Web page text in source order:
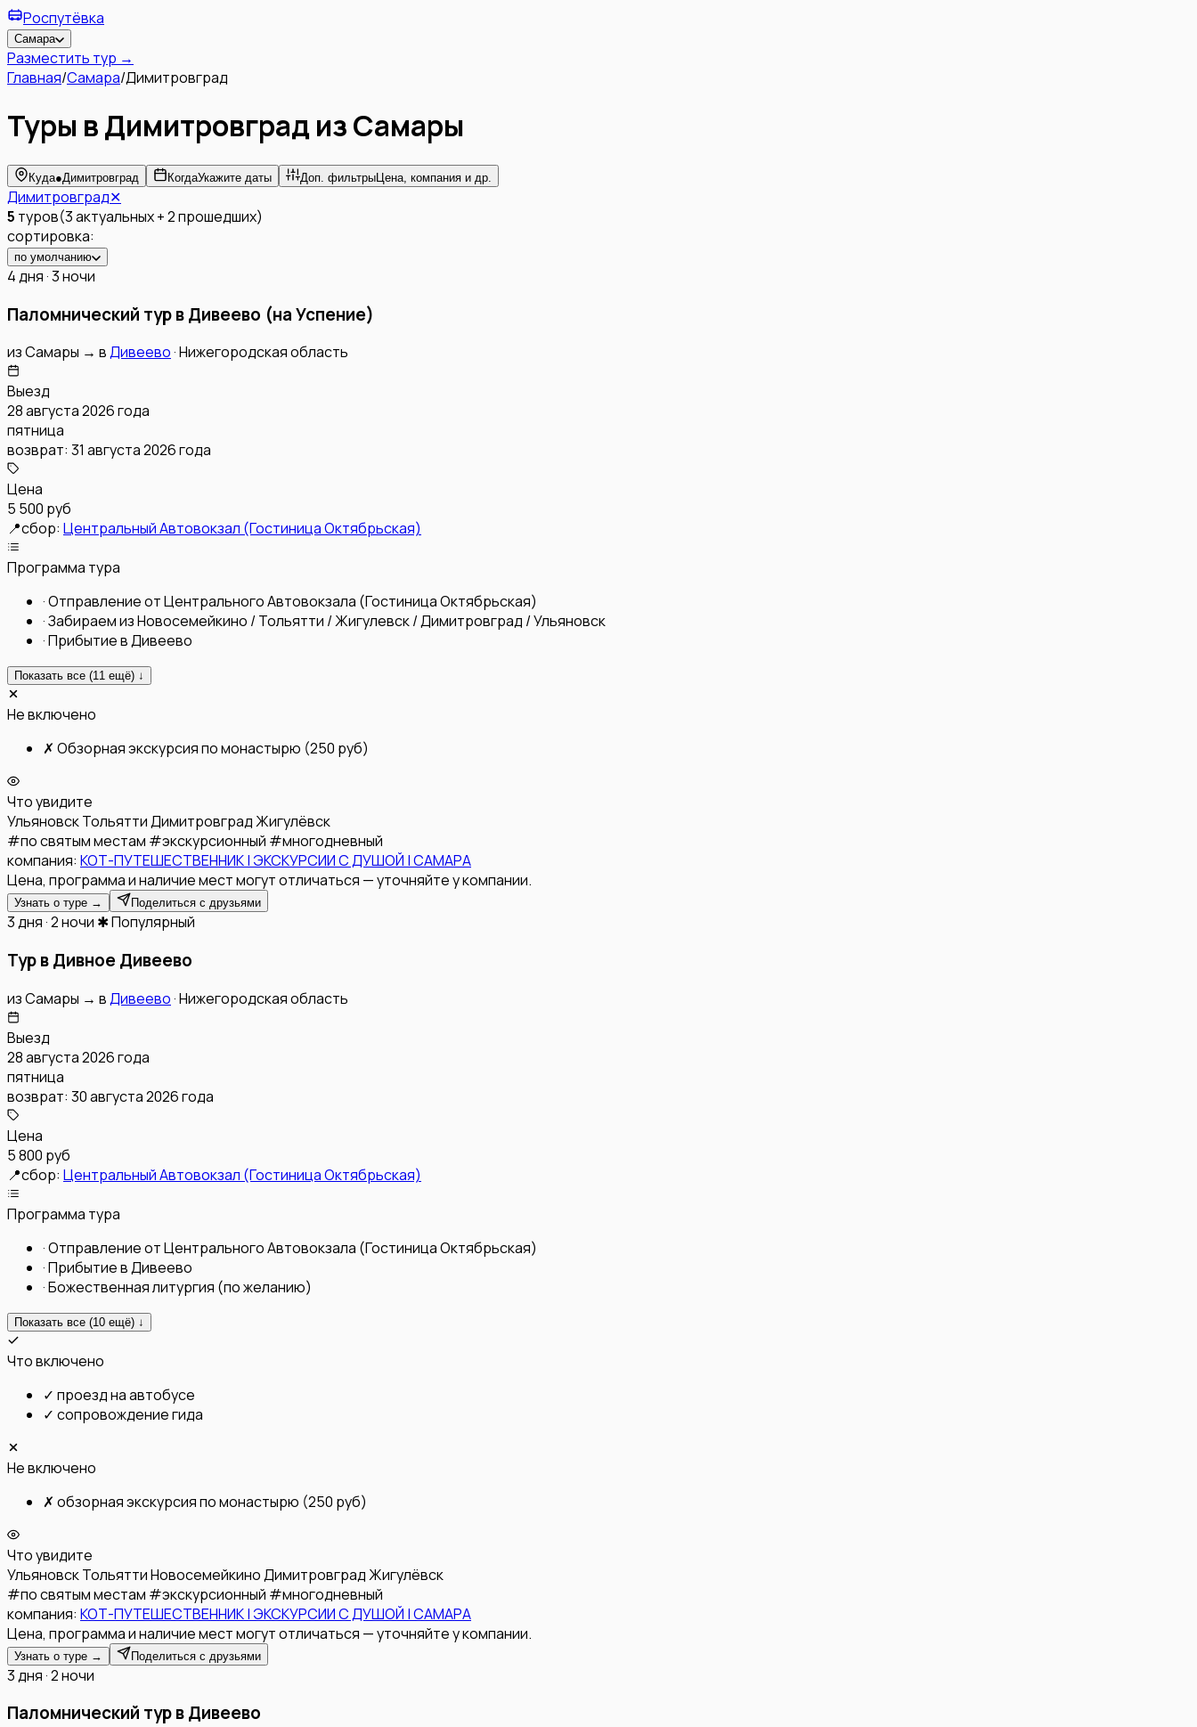
Роспутёвка
Самара
Разместить тур →
Главная/Самара/Димитровград
Туры в Димитровград из Самары
Куда●Димитровград КогдаУкажите даты Доп. фильтры Цена, компания и др.
Димитровград✕
5 туров(3актуальных+2прошедших)
сортировка:
по умолчанию
4 дня · 3 ночи
Паломнический тур в Дивеево (на Успение)
изСамары → вДивеево·Нижегородская область
Выезд
28 августа 2026 года
пятница
возврат: 31 августа 2026 года
Цена
5 500 руб
📍сбор: Центральный Автовокзал (Гостиница Октябрьская)
Программа тура
·Отправление от Центрального Автовокзала (Гостиница Октябрьская)
·Забираем из Новосемейкино / Тольятти / Жигулевск / Димитровград / Ульяновск
·Прибытие в Дивеево
Показать все (11 ещё) ↓
Не включено
✗ Обзорная экскурсия по монастырю (250 руб)
Что увидите
УльяновскТольяттиДимитровградЖигулёвск
#по святым местам #экскурсионный #многодневный
компания: КОТ-ПУТЕШЕСТВЕННИК | ЭКСКУРСИИ С ДУШОЙ | САМАРА
Цена, программа и наличие мест могут отличаться — уточняйте у компании.
Узнать о туре → Поделиться с друзьями
3 дня · 2 ночи ✱ Популярный
Тур в Дивное Дивеево
изСамары → вДивеево·Нижегородская область
Выезд
28 августа 2026 года
пятница
возврат: 30 августа 2026 года
Цена
5 800 руб
📍сбор: Центральный Автовокзал (Гостиница Октябрьская)
Программа тура
·Отправление от Центрального Автовокзала (Гостиница Октябрьская)
·Прибытие в Дивеево
·Божественная литургия (по желанию)
Показать все (10 ещё) ↓
Что включено
✓ проезд на автобусе
✓ сопровождение гида
Не включено
✗ обзорная экскурсия по монастырю (250 руб)
Что увидите
УльяновскТольяттиНовосемейкиноДимитровградЖигулёвск
#по святым местам #экскурсионный #многодневный
компания: КОТ-ПУТЕШЕСТВЕННИК | ЭКСКУРСИИ С ДУШОЙ | САМАРА
Цена, программа и наличие мест могут отличаться — уточняйте у компании.
Узнать о туре → Поделиться с друзьями
3 дня · 2 ночи
Паломнический тур в Дивеево